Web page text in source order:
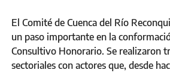
El Comité de Cuenca del Río
un paso importante en la
Consultivo Honorario. Se realizaron
sectoriales con actores que, desde